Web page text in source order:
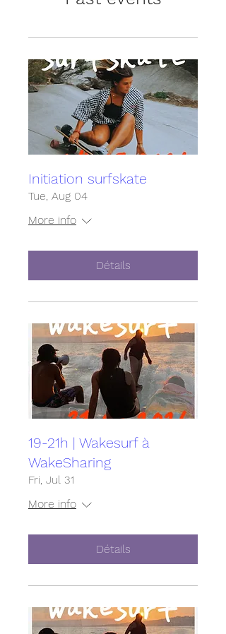
Initiation surfskate
Tue, Aug 04
More info
Détails
19-21h | Wakesurf à
WakeSharing
Fri, Jul 31
More info
Détails